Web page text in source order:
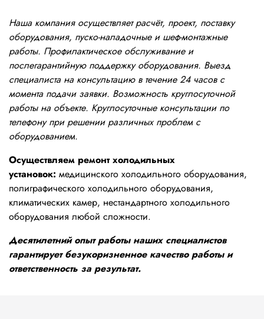
Наша компания осуществляет расчёт, проект, поставку
оборудования, пуско-наладочные и шеф-монтажные
работы. Профилактическое обслуживание и
послегарантийную поддержку оборудования. Выезд
специалиста на консультацию в течение 24 часов с
момента подачи заявки. Возможность круглосуточной
работы на объекте. Круглосуточные консультации по
телефону при решении различных проблем с
оборудованием.
Осуществляем ремонт холодильных
установок: медицинского холодильного оборудования,
полиграфического холодильного оборудования,
климатических камер, нестандартного холодильного
оборудования любой сложности.
Десятилетний опыт работы наших специалистов
гарантирует безукоризненное качество работы и
ответственность за результат.